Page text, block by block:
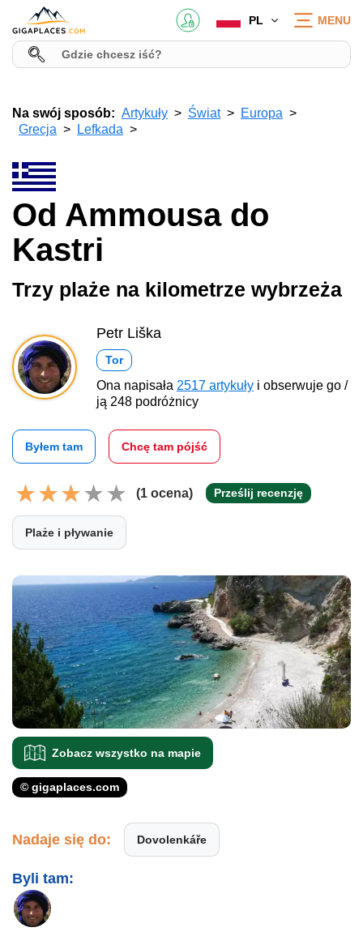
PL MENU
Na swój sposób: Artykuły Świat
Europa
Grecja
Lefkada
Od Ammousa do
Kastri
Trzy plaże na kilometrze wybrzeża
Petr Liška
Tor
Ona napisała 2517 artykuły i obserwuje go /
ją 248 podróżnicy
Byłem tam Chcę tam pójść
(1 ocena) Prześlij recenzję
Plaże i pływanie
Zobacz wszystko na mapie
© gigaplaces.com
Nadaje się do: Dovolenkáře
Byli tam: